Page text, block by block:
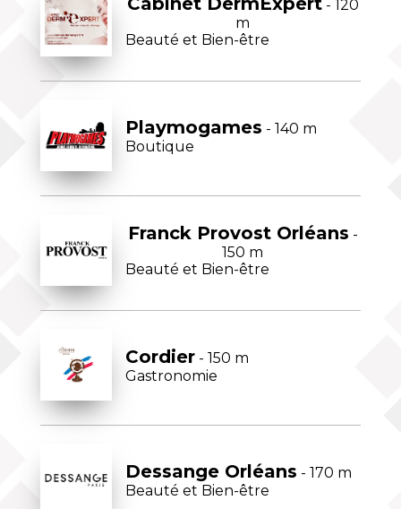
- 120
m
Beauté et Bien-être
Playmogames - 140 m
Boutique
Franck Provost Orléans -
150 m
Beauté et Bien-être
Cordier- 150 m
Gastronomie
Dessange Orléans - 170 m
Beauté et Bien-être